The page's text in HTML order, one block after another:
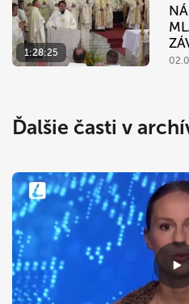
1:28:25
Ďalšie časti v